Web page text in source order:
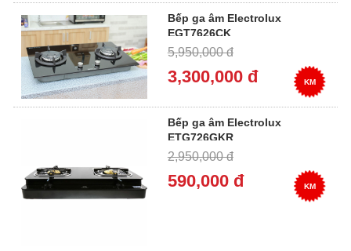
Bếp ga âm Electrolux
EGT7626CK
5,950,000 đ
3,300,000 đ KM
Bếp ga âm Electrolux
ETG726GKR
2,950,000 đ
590,000 đ KM